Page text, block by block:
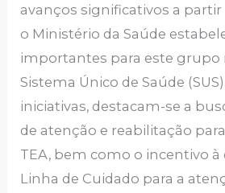
avanços significativos a partir
o Ministério da Saúde
importantes para este grupo
Sistema Único de Saúde
iniciativas, destacam-se a
de atenção e reabilitação
TEA, bem como o incentivo à
Linha de Cuidado para a